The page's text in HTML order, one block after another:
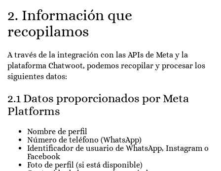
2. Información que
recopilamos
A través de la integración con las APIs de Meta y la
plataforma Chatwoot, podemos recopilar y procesar los
siguientes datos:
2.1 Datos proporcionados por Meta
Platforms
Nombre de perfil
Número de teléfono (WhatsApp)
Identificador de usuario de WhatsApp, Instagram o
Facebook
Foto de perfil (si está disponible)